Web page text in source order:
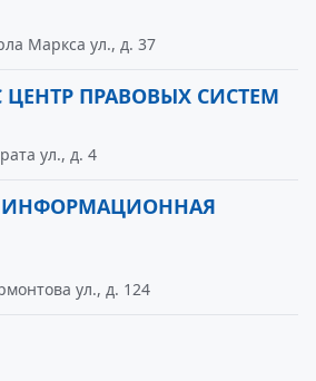
Маркса ул., д. 37
ЦЕНТР ПРАВОВЫХ СИСТЕМ
ул., д. 4
ИНФОРМАЦИОННАЯ
ул., д. 124